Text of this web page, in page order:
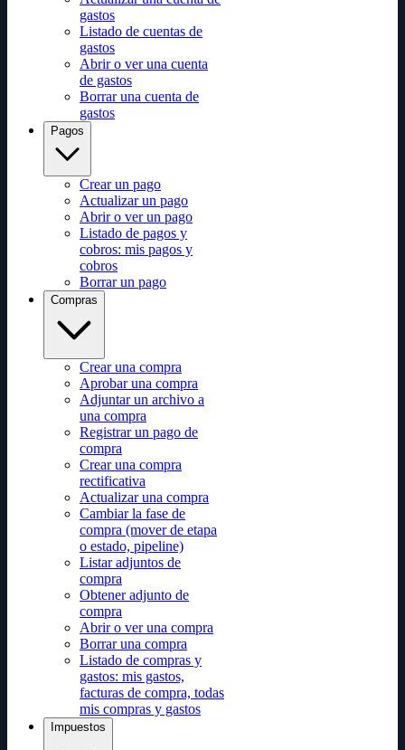
gastos
Listado de cuentas de
gastos
Abrir o ver una cuenta
de gastos
Borrar una cuenta de
gastos
Pagos
Crear un pago
Actualizar un pago
Abrir o ver un pago
Listado de pagos y
cobros: mis pagos y
cobros
Borrar un pago
Compras
Crear una compra
Aprobar una compra
Adjuntar un archivo a
una compra
Registrar un pago de
compra
Crear una compra
rectificativa
Actualizar una compra
Cambiar la fase de
compra (mover de etapa
o estado, pipeline)
Listar adjuntos de
compra
Obtener adjunto de
compra
Abrir o ver una compra
Borrar una compra
Listado de compras y
gastos: mis gastos,
facturas de compra, todas
mis compras y gastos
Impuestos